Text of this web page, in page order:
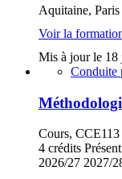
Aquitaine, Paris
Voir la
Mis à jour le 18
Conduite
Cours, CCE113
4 crédits
2026/27 2027/